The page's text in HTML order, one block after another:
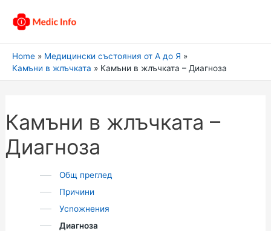
Home
Медицински състояния от А до Я
Камъни в жлъчката
Камъни в жлъчката – Диагноза
Камъни в жлъчката –
Диагноза
Общ преглед
Причини
Усnожнения
Диагноза